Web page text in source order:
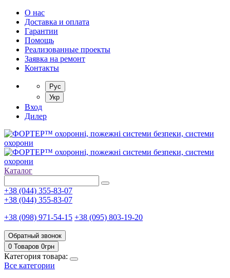
О нас
Доставка и оплата
Гарантии
Помощь
Реализованные проекты
Заявка на ремонт
Контакты
Рус
Укр
Вход
Дилер
Каталог
+38 (044) 355-83-07
+38 (044) 355-83-07
+38 (098) 971-54-15 +38 (095) 803-19-20
Обратный звонок
0 Товаров 0грн
Категория товара:
Все категории